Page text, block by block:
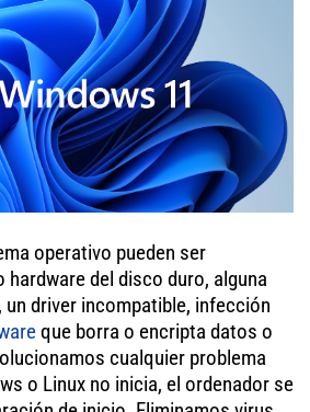
operativo pueden ser
del disco duro, alguna
driver incompatible, infección
que borra o encripta datos o
cualquier problema
o Linux no inicia, el ordenador se